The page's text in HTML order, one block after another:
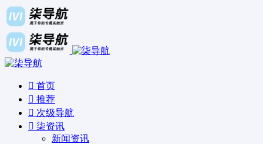
首页
推荐
次级导航
柒资讯
新闻资讯